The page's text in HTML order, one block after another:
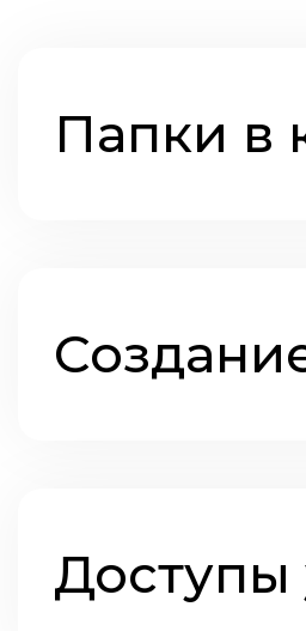
Папки в
Доступы